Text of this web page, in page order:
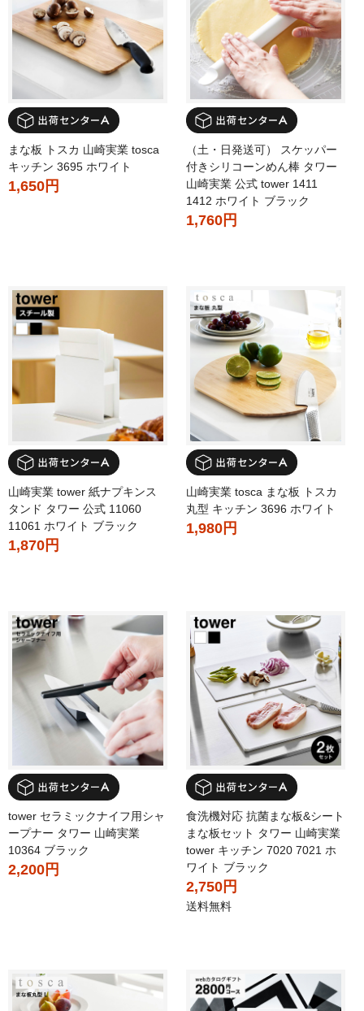
まな板 トスカ 山崎実業 tosca
キッチン 3695 ホワイト
1,650円
（土・日発送可） スケッパー
付きシリコーンめん棒 タワー
山崎実業 公式 tower 1411
1412 ホワイト ブラック
1,760円
山崎実業 tower 紙ナプキンス
タンド タワー 公式 11060
11061 ホワイト ブラック
1,870円
山崎実業 tosca まな板 トスカ
丸型 キッチン 3696 ホワイト
1,980円
tower セラミックナイフ用シャ
ープナー タワー 山崎実業
10364 ブラック
2,200円
食洗機対応 抗菌まな板&シート
まな板セット タワー 山崎実業
tower キッチン 7020 7021 ホ
ワイト ブラック
2,750円
送料無料